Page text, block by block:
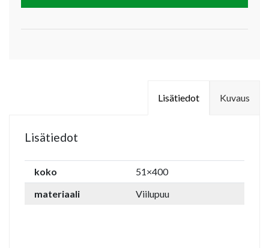
Kuvaus
Lisätiedot
Lisätiedot
koko
51×400
materiaali
Viilupuu